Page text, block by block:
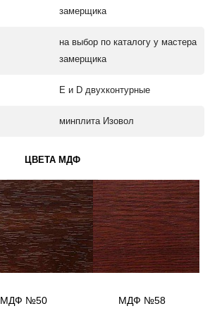
замерщика
на выбор по каталогу у мастера
замерщика
Е и D двухконтурные
минплита Изовол
ЦВЕТА МДФ
МДФ №50 МДФ №58